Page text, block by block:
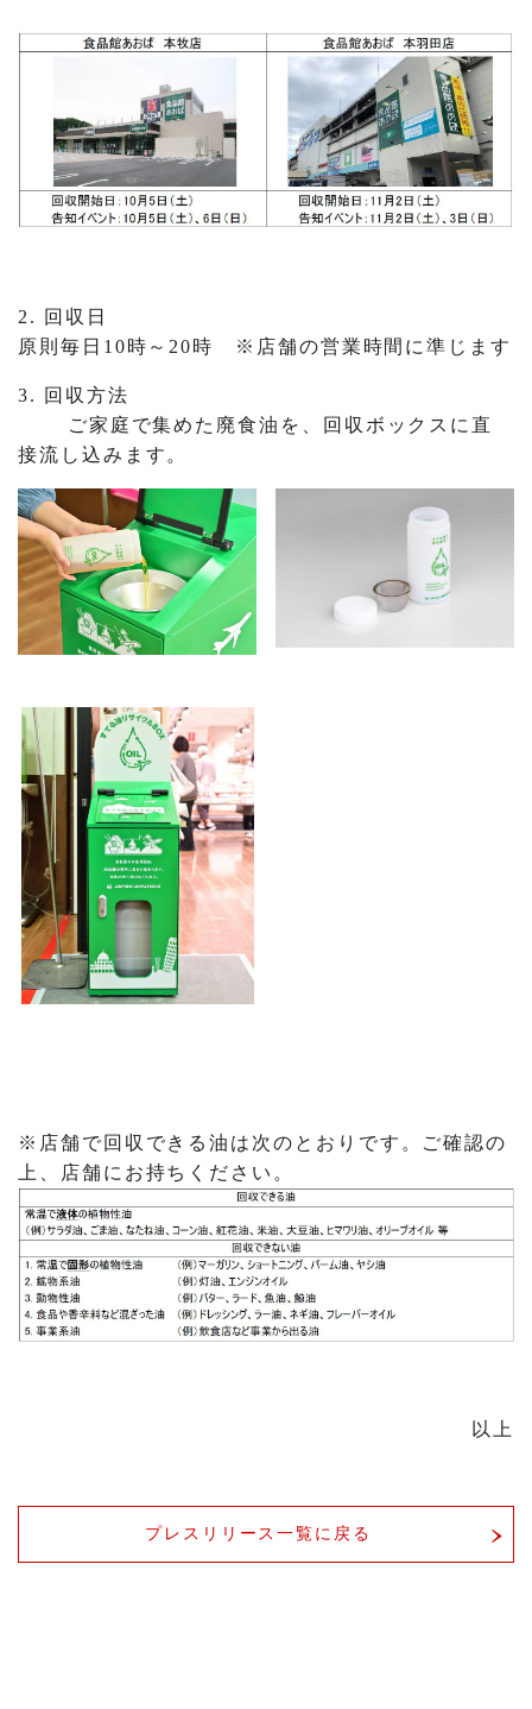
2. 回収日
原則毎日10時～20時 ※店舗の営業時間に準じます
3. 回収方法
ご家庭で集めた廃食油を、回収ボックスに直
接流し込みます。
※店舗で回収できる油は次のとおりです。ご確認の
上、店舗にお持ちください。
以上
プレスリリース一覧に戻る